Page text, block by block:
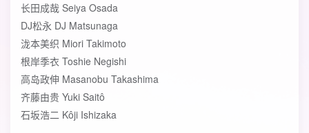
长田成哉 Seiya Osada
DJ松永 DJ Matsunaga
泷本美织 Miori Takimoto
根岸季衣 Toshie Negishi
高岛政伸 Masanobu Takashima
齐藤由贵 Yuki Saitô
石坂浩二 Kôji Ishizaka